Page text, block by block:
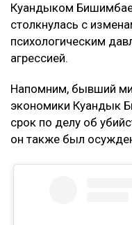
Куандыком
столкнулась с
психологическим
агрессией.
Напомним, бывший
экономики Куандык
срок по делу об
он также был